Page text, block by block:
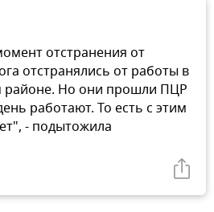
отстранения от
отстранялись от работы в
районе. Но они прошли ПЦР
работают. То есть с этим
- подытожила